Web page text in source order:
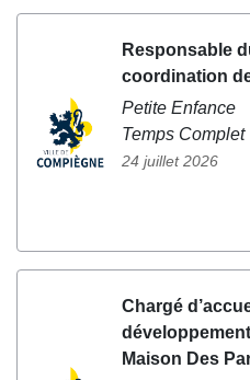
Responsable
coordination
Petite Enfance
Temps
24 juillet 2026
Chargé
Maison Des